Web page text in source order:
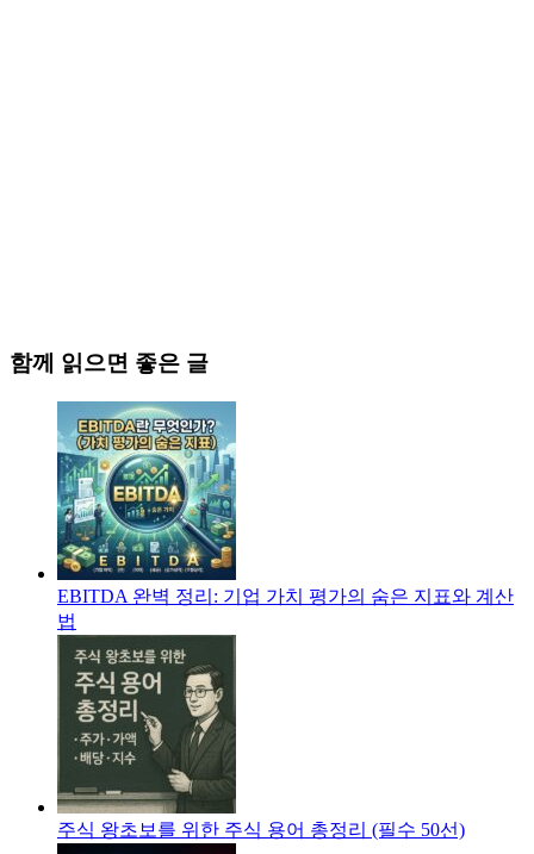
함께 읽으면 좋은 글
EBITDA 완벽 정리: 기업 가치 평가의 숨은 지표와 계산
법
주식 왕초보를 위한 주식 용어 총정리 (필수 50선)